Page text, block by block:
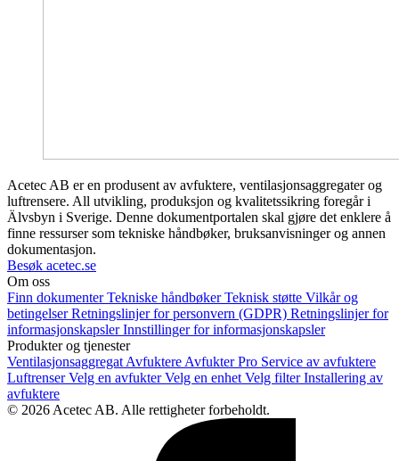
Acetec AB er en produsent av avfuktere, ventilasjonsaggregater og
luftrensere. All utvikling, produksjon og kvalitetssikring foregår i
Älvsbyn i Sverige. Denne dokumentportalen skal gjøre det enklere å
finne ressurser som tekniske håndbøker, bruksanvisninger og annen
dokumentasjon.
Besøk acetec.se
Om oss
Finn dokumenterTekniske håndbøkerTeknisk støtte Vilkår og
betingelserRetningslinjer for personvern (GDPR) Retningslinjer for
informasjonskapslerInnstillinger for informasjonskapsler
Produkter og tjenester
Ventilasjonsaggregat Avfuktere Avfukter Pro Service av avfuktere
LuftrenserVelg en avfukterVelg en enhet Velg filterInstallering av
avfuktere
© 2026 Acetec AB. Alle rettigheter forbeholdt.